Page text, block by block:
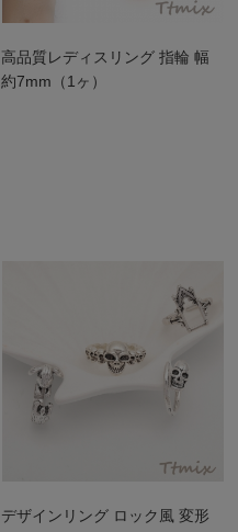
高品質レディスリング 指輪 幅
約7mm（1ヶ）
デザインリング ロック風 変形